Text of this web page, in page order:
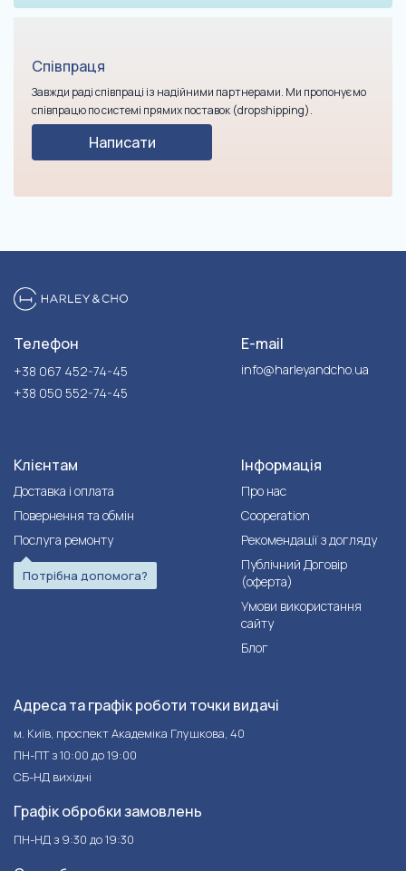
Співпраця
Завжди раді співпраці із надійними партнерами. Ми пропонуємо
співпрацю по системі прямих поставок (dropshipping).
Написати
Телефон
+38 067 452-74-45
+38 050 552-74-45
E-mail
info@harleyandcho.ua
Клієнтам
Доставка і оплата
Повернення та обмін
Послуга ремонту
Потрібна допомога?
Інформація
Про нас
Cooperation
Рекомендації з догляду
Публічний Договір
(оферта)
Умови використання
сайту
Блог
Адреса та графік роботи точки видачі
м. Київ, проспект Академіка Глушкова, 40
ПН-ПТ з 10:00 до 19:00
СБ-НД вихідні
Графік обробки замовлень
ПН-НД з 9:30 до 19:30